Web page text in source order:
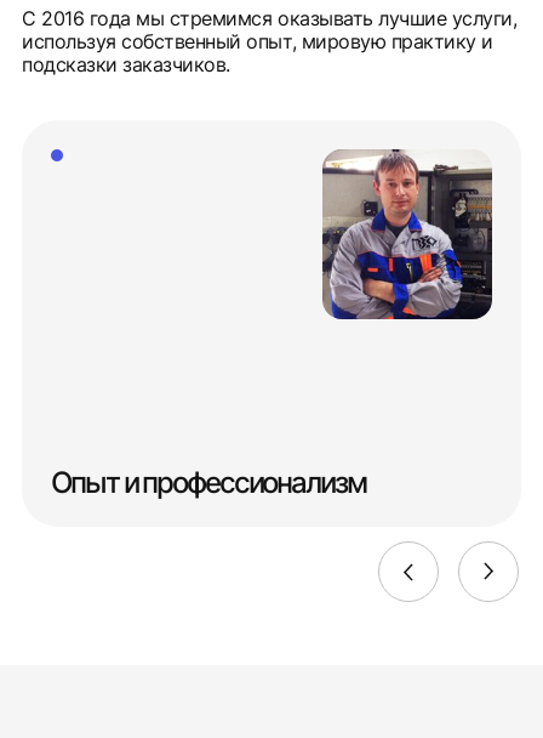
С 2016 года мы стремимся оказывать лучшие услуги,
используя собственный опыт, мировую практику и
подсказки заказчиков.
Опыт и профессионализм